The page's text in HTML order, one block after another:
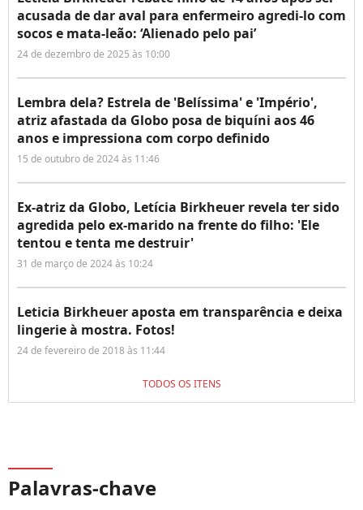
acusada de dar aval para enfermeiro agredi-lo com
socos e mata-leão: ‘Alienado pelo pai’
24 de dezembro de 2025 às 10:00
Lembra dela? Estrela de 'Belíssima' e 'Império',
atriz afastada da Globo posa de biquíni aos 46
anos e impressiona com corpo definido
15 de outubro de 2024 às 11:46
Ex-atriz da Globo, Letícia Birkheuer revela ter sido
agredida pelo ex-marido na frente do filho: 'Ele
tentou e tenta me destruir'
31 de março de 2024 às 10:24
Leticia Birkheuer aposta em transparência e deixa
lingerie à mostra. Fotos!
24 de fevereiro de 2018 às 11:44
TODOS OS ITENS
Palavras-chave